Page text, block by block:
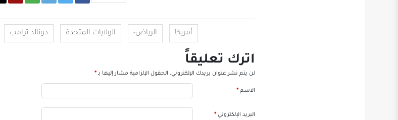
أمريكا الرياض- الولايات المتحدة دونالد ترامب
اترك تعليقاً
لن يتم نشر عنوان بريدك الإلكتروني. الحقول الإلزامية مشار إليها بـ *
الاسم *
البريد الإلكتروني *